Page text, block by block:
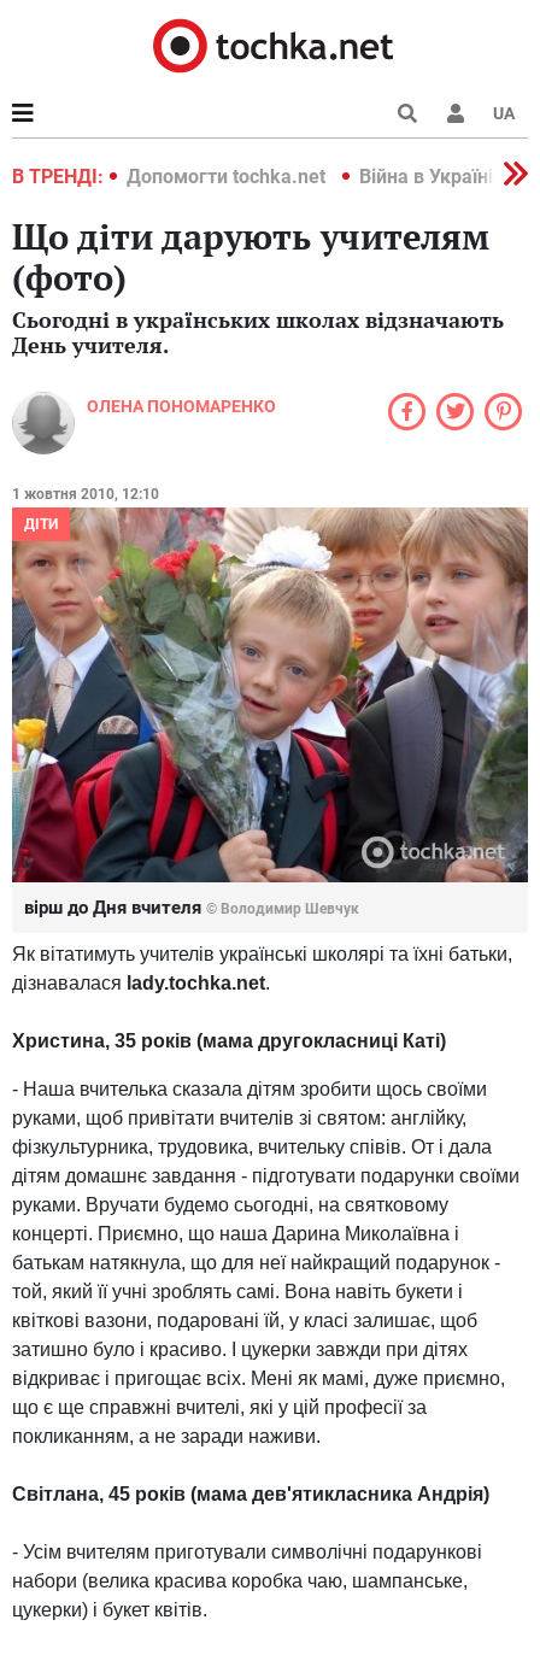
UA
В ТРЕНДІ:
2022 Допомогти tochka.net Війна в Україні 2022
Що діти дарують учителям
(фото)
Сьогодні в українських школах відзначають
День учителя.
ОЛЕНА ПОНОМАРЕНКО
1 жовтня 2010, 12:10
ДІТИ
вірш до Дня вчителя © Володимир Шевчук
Як вітатимуть учителів українські школярі та їхні батьки,
дізнавалася lady.tochka.net.
Христина, 35 років (мама другокласниці Каті)
- Наша вчителька сказала дітям зробити щось своїми
руками, щоб привітати вчителів зі святом: англійку,
фізкультурника, трудовика, вчительку співів. От і дала
дітям домашнє завдання - підготувати подарунки своїми
руками. Вручати будемо сьогодні, на святковому
концерті. Приємно, що наша Дарина Миколаївна і
батькам натякнула, що для неї найкращий подарунок -
той, який її учні зроблять самі. Вона навіть букети і
квіткові вазони, подаровані їй, у класі залишає, щоб
затишно було і красиво. І цукерки завжди при дітях
відкриває і пригощає всіх. Мені як мамі, дуже приємно,
що є ще справжні вчителі, які у цій професії за
покликанням, а не заради наживи.
Світлана, 45 років (мама дев'ятикласника Андрія)
- Усім вчителям приготували символічні подарункові
набори (велика красива коробка чаю, шампанське,
цукерки) і букет квітів.